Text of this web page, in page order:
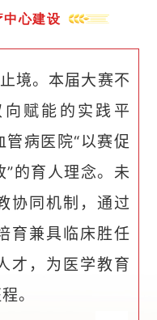
心建设
境。本届大赛不
赋能的实践平
病医院“以赛促
的育人理念。未
协同机制，通过
育兼具临床胜任
才，为医学教育
。